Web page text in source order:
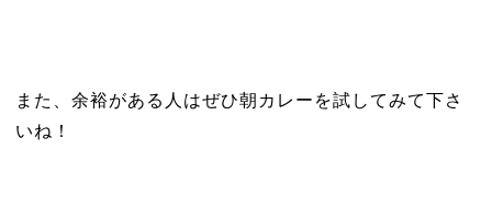
また、余裕がある人はぜひ朝カレーを試してみて下さ
いね！